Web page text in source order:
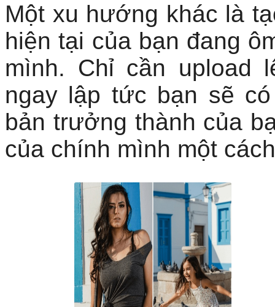
Một xu hướng khác là
hiện tại của bạn đang
mình. Chỉ cần upload
ngay lập tức bạn sẽ
bản trưởng thành của
của chính mình một